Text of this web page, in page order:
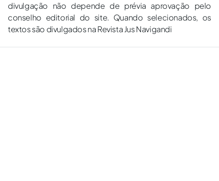
divulgação não depende de prévia aprovação pelo
conselho editorial do site. Quando selecionados, os
textos são divulgados na Revista Jus Navigandi